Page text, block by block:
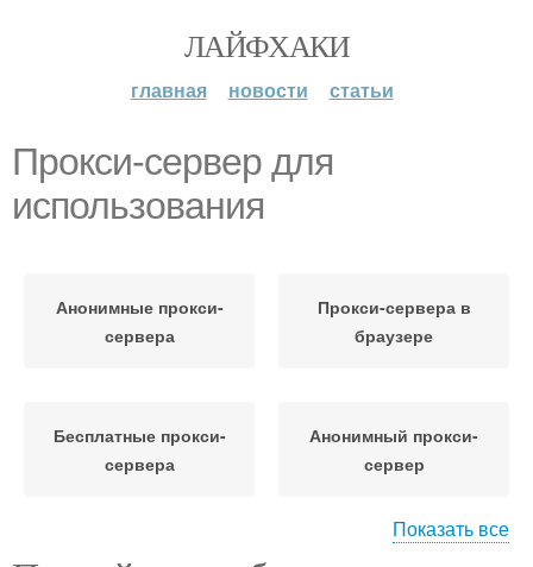
ЛАЙФХАКИ
главная новости статьи
Прокси-сервер для
использования
Анонимные прокси-
сервера
Прокси-сервера в
браузере
Бесплатные прокси-
сервера
Анонимный прокси-
сервер
Показать все